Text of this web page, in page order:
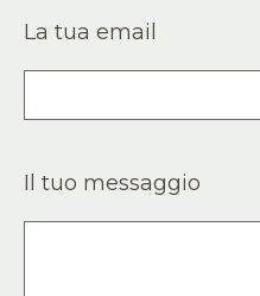
La tua email
Il tuo messaggio